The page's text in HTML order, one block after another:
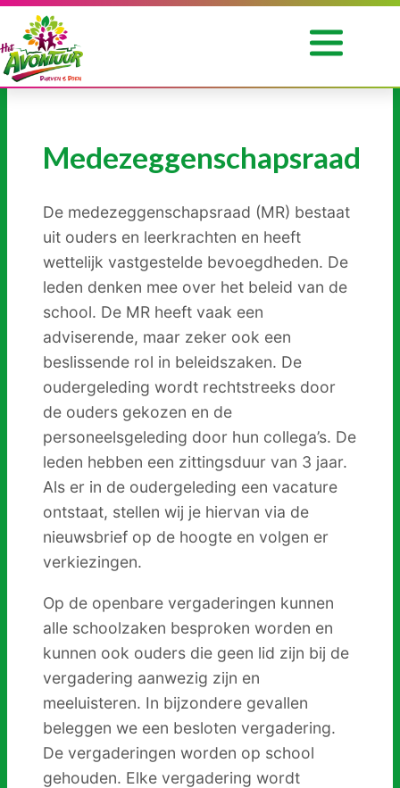
naar
de
inhoud
Medezeggenschapsraad
De medezeggenschapsraad (MR) bestaat
uit ouders en leerkrachten en heeft
wettelijk vastgestelde bevoegdheden. De
leden denken mee over het beleid van de
school. De MR heeft vaak een
adviserende, maar zeker ook een
beslissende rol in beleidszaken. De
oudergeleding wordt rechtstreeks door
de ouders gekozen en de
personeelsgeleding door hun collega’s. De
leden hebben een zittingsduur van 3 jaar.
Als er in de oudergeleding een vacature
ontstaat, stellen wij je hiervan via de
nieuwsbrief op de hoogte en volgen er
verkiezingen.
Op de openbare vergaderingen kunnen
alle schoolzaken besproken worden en
kunnen ook ouders die geen lid zijn bij de
vergadering aanwezig zijn en
meeluisteren. In bijzondere gevallen
beleggen we een besloten vergadering.
De vergaderingen worden op school
gehouden. Elke vergadering wordt
Onze
school
Voor
ouders
Opvang
Praktische
informatie
Werken
Contact
Nieuwe
Leerling